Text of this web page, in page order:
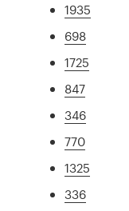
1935
698
1725
847
346
770
1325
336